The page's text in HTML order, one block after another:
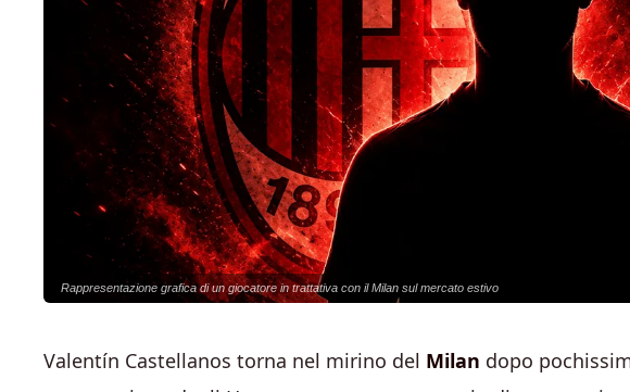
Rappresentazione grafica di un giocatore in trattativa con il Milan sul mercato estivo
Valentín Castellanos torna nel mirino del Milan dopo